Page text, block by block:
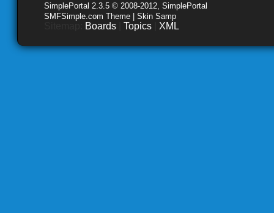
SimplePortal 2.3.5 © 2008-2012, SimplePortal
SMFSimple.com Theme | Skin Samp
Boards Topics XML